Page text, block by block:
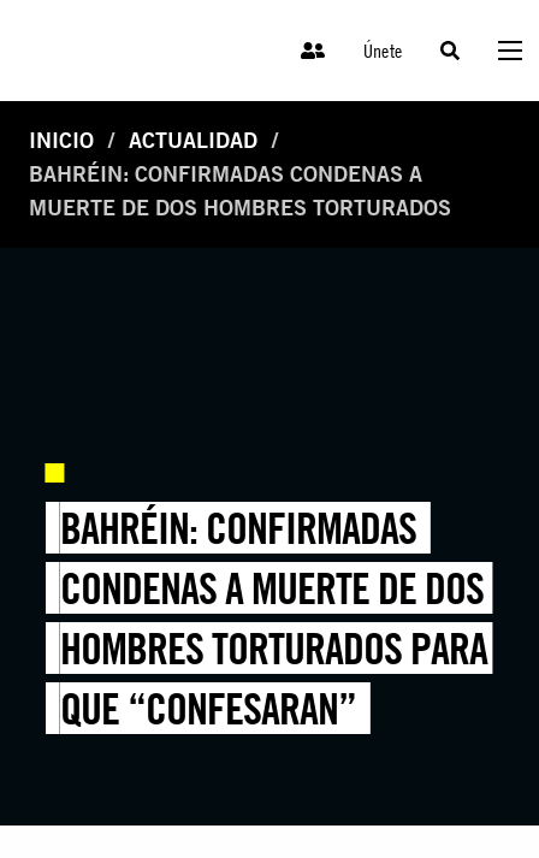
Únete
INICIO
ACTUALIDAD
BAHRÉIN: CONFIRMADAS CONDENAS A
MUERTE DE DOS HOMBRES TORTURADOS
BAHRÉIN: CONFIRMADAS
CONDENAS A MUERTE DE DOS
HOMBRES TORTURADOS PARA
QUE “CONFESARAN”